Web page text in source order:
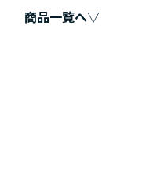
商品一覧へ▽